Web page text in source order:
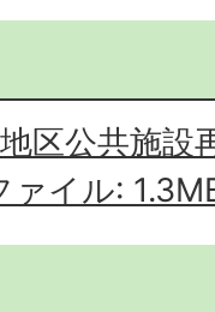
地区公共施
ァイル: